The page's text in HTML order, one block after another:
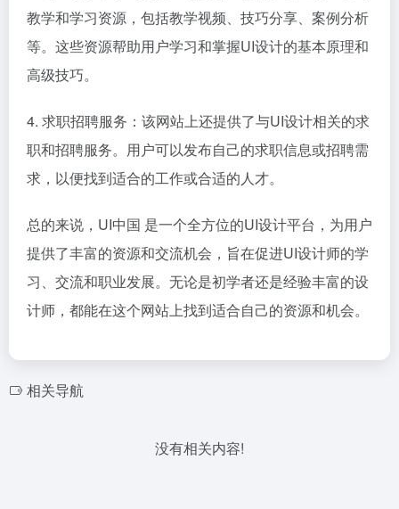
教学和学习资源，包括教学视频、技巧分享、案例分析
等。这些资源帮助用户学习和掌握UI设计的基本原理和
高级技巧。
4. 求职招聘服务：该网站上还提供了与UI设计相关的求
职和招聘服务。用户可以发布自己的求职信息或招聘需
求，以便找到适合的工作或合适的人才。
总的来说，UI中国 是一个全方位的UI设计平台，为用户
提供了丰富的资源和交流机会，旨在促进UI设计师的学
习、交流和职业发展。无论是初学者还是经验丰富的设
计师，都能在这个网站上找到适合自己的资源和机会。
相关导航
没有相关内容!